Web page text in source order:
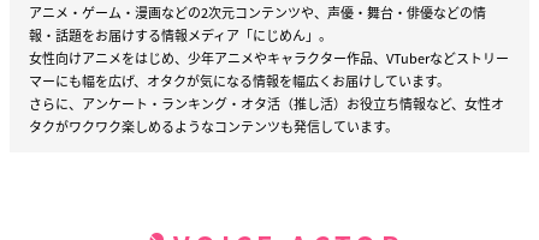
アニメ・ゲーム・漫画などの2次元コンテンツや、声優・舞台・俳優などの情
報・話題をお届けする情報メディア「にじめん」。
女性向けアニメをはじめ、少年アニメやキャラクター作品、VTuberなどストリー
マーにも幅を広げ、オタクが気になる情報を幅広くお届けしています。
さらに、アンケート・ランキング・オタ活（推し活）お役立ち情報など、女性オ
タクがワクワク楽しめるようなコンテンツも発信しています。